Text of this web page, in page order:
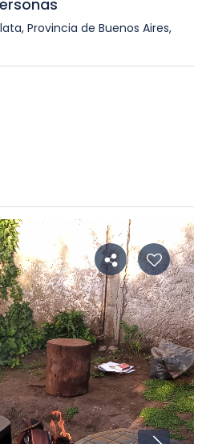
Provincia de Buenos Aires,